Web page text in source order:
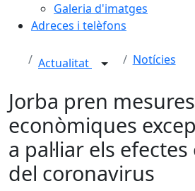
Galeria d'imatges
Adreces i telèfons
Actualitat Notícies
Jorba pren mesures
econòmiques
a pal·liar els
del coronavirus